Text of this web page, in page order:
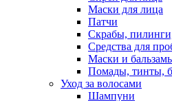
Маски для лица
Патчи
Скрабы,
Средства для
Маски и
Помады, тинты,
Уход за волосами
Шампуни